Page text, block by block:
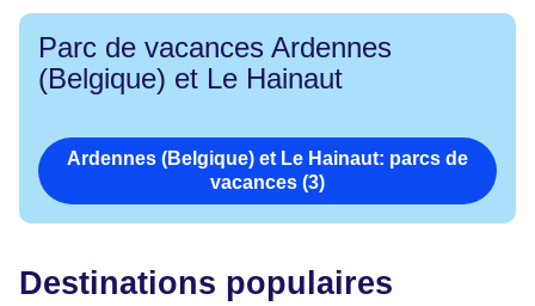
Parc de vacances Ardennes
(Belgique) et Le Hainaut
Ardennes (Belgique) et Le Hainaut: parcs de
vacances (3)
Destinations populaires